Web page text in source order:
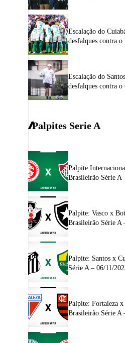
Escalação do
desfalques contra o
Escalação do
desfalques contra o
Palpites Serie A
Palpite
Brasileirão Série A
Palpite: Vasco x
Brasileirão Série A
Palpite: Santos x
Série A – 06/11/
Palpite: Fortaleza
Brasileirão Série A